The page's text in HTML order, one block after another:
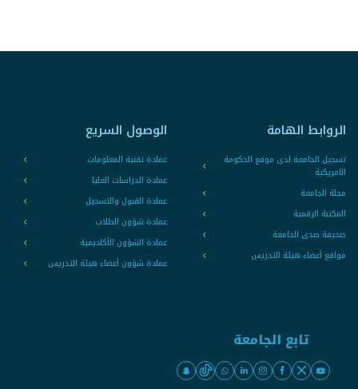
الروابط الهامة
تسجيل الجامعة لدى موقع الحكومة
الامريكية
مجلة الجامعة
المكتبة الرقمية
صحيفة صدى الجامعة
مواقع أعضاء هيئة التدريس
الوصول السريع
عمادة تقنية المعلومات
عمادة الدراسات العليا
عمادة القبول والتسجيل
عمادة شؤون الطلاب
عمادة الشؤون الأكاديمية
عمادة شؤون أعضاء هيئة التدريس
تابع الجامعة